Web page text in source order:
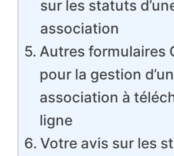
sur les statuts
association
Autres formulaires
pour la gestion
association à
ligne
Votre avis sur les